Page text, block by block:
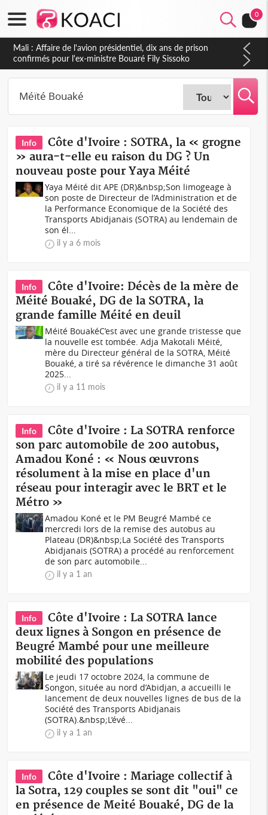
0
Nigeria : Le Togo et le Cameroun principaux acheteurs des
produits de la raffinerie Dangote en juillet
Info
Côte d'Ivoire : SOTRA, la « grogne
» aura-t-elle eu raison du DG ? Un
nouveau poste pour Yaya Méité
Yaya Méité dit APE (DR)&nbsp;Son limogeage à
son poste de Directeur de l’Administration et de
la Performance Economique de la Société des
Transports Abidjanais (SOTRA) au lendemain de
son él...
il y a 6 mois
Info
Côte d'Ivoire: Décès de la mère de
Méité Bouaké, DG de la SOTRA, la
grande famille Méité en deuil
Méité BouakéC’est avec une grande tristesse que
la nouvelle est tombée. Adja Makotali Méité,
mère du Directeur général de la SOTRA, Méité
Bouaké, a tiré sa révérence le dimanche 31 août
2025...
il y a 11 mois
Info
Côte d'Ivoire : La SOTRA renforce
son parc automobile de 200 autobus,
Amadou Koné : « Nous œuvrons
résolument à la mise en place d'un
réseau pour interagir avec le BRT et le
Métro »
Amadou Koné et le PM Beugré Mambé ce
mercredi lors de la remise des autobus au
Plateau (DR)&nbsp;La Société des Transports
Abidjanais (SOTRA) a procédé au renforcement
de son parc automobile...
il y a 1 an
Info
Côte d'Ivoire : La SOTRA lance
deux lignes à Songon en présence de
Beugré Mambé pour une meilleure
mobilité des populations
Le jeudi 17 octobre 2024, la commune de
Songon, située au nord d’Abidjan, a accueilli le
lancement de deux nouvelles lignes de bus de la
Société des Transports Abidjanais
(SOTRA).&nbsp;L’évé...
il y a 1 an
Info
Côte d'Ivoire : Mariage collectif à
la Sotra, 129 couples se sont dit "oui" ce
en présence de Meité Bouaké, DG de la